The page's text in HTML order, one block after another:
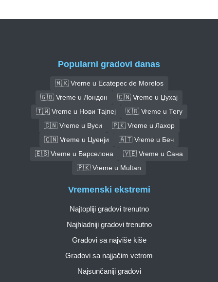
Popularni gradovi danas
🇲🇽 Vreme u Ecatepec de Morelos
🇬🇧 Vreme u Лондон
🇨🇳 Vreme u Џухај
🇹🇼 Vreme u Нови Тајпеј
🇰🇷 Vreme u Тегу
🇨🇳 Vreme u Вуси
🇵🇰 Vreme u Лахор
🇨🇳 Vreme u Цуенји
🇦🇹 Vreme u Беч
🇪🇸 Vreme u Барселона
🇾🇪 Vreme u Сана
🇵🇰 Vreme u Multan
Vremenski ekstremi
Najtopliji gradovi trenutno
Najhladniji gradovi trenutno
Gradovi sa najviše kiše
Gradovi sa najjačim vetrom
Najsunčaniji gradovi